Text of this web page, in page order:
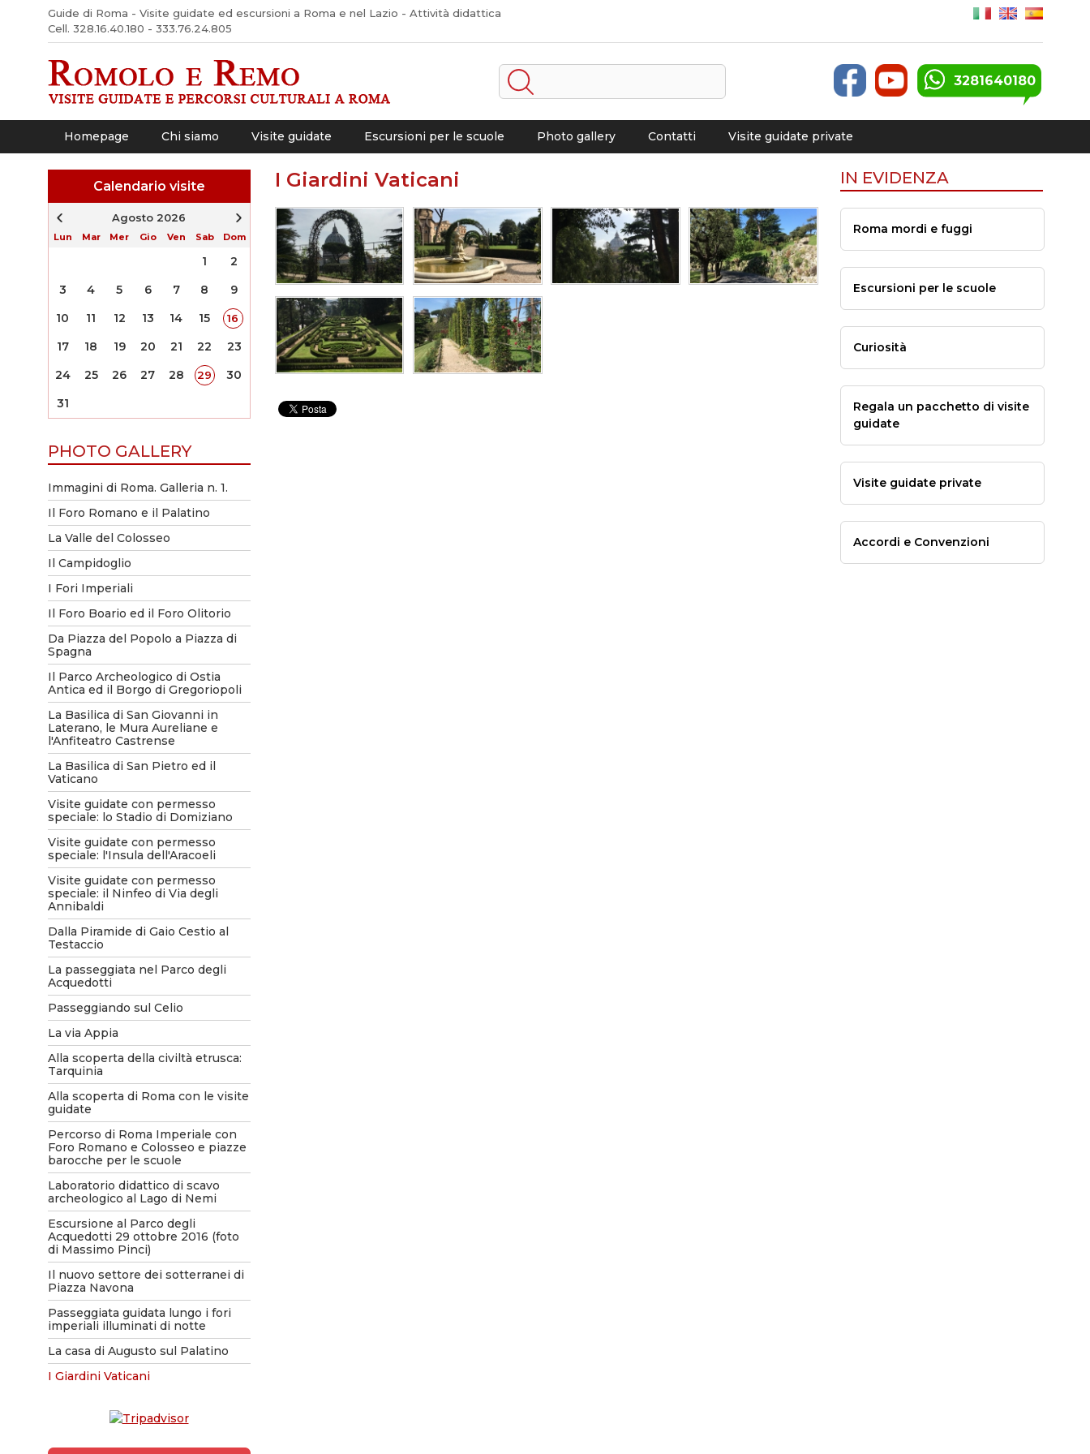
Guide di Roma - Visite guidate ed escursioni a Roma e nel Lazio - Attività didattica
Cell. 328.16.40.180 - 333.76.24.805
3281640180
Homepage Chi siamo Visite guidate Escursioni per le scuole Photo gallery Contatti Visite guidate private
Calendario visite
Agosto 2026
Lun Mar Mer Gio Ven Sab Dom
1
2
3
4 5 6 7 8
9
10
11 12 13 14 15 16
17 18 19 20 21 22
23
24
25 26 27 28 29
30
31
PHOTO GALLERY
Immagini di Roma. Galleria n. 1.
Il Foro Romano e il Palatino
La Valle del Colosseo
Il Campidoglio
I Fori Imperiali
Il Foro Boario ed il Foro Olitorio
Da Piazza del Popolo a Piazza di
Spagna
Il Parco Archeologico di Ostia
Antica ed il Borgo di Gregoriopoli
La Basilica di San Giovanni in
Laterano, le Mura Aureliane e
l'Anfiteatro Castrense
La Basilica di San Pietro ed il
Vaticano
Visite guidate con permesso
speciale: lo Stadio di Domiziano
Visite guidate con permesso
speciale: l'Insula dell'Aracoeli
Visite guidate con permesso
speciale: il Ninfeo di Via degli
Annibaldi
Dalla Piramide di Gaio Cestio al
Testaccio
La passeggiata nel Parco degli
Acquedotti
Passeggiando sul Celio
La via Appia
Alla scoperta della civiltà etrusca:
Tarquinia
Alla scoperta di Roma con le visite
guidate
Percorso di Roma Imperiale con
Foro Romano e Colosseo e piazze
barocche per le scuole
Laboratorio didattico di scavo
archeologico al Lago di Nemi
Escursione al Parco degli
Acquedotti 29 ottobre 2016 (foto
di Massimo Pinci)
Il nuovo settore dei sotterranei di
Piazza Navona
Passeggiata guidata lungo i fori
imperiali illuminati di notte
La casa di Augusto sul Palatino
I Giardini Vaticani
I Giardini Vaticani IN EVIDENZA
Roma mordi e fuggi
Escursioni per le scuole
Curiosità
Regala un pacchetto di visite
guidate
Visite guidate private
Accordi e Convenzioni